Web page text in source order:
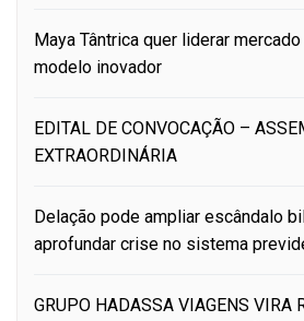
Maya Tântrica quer liderar
modelo inovador
EDITAL DE CONVOCAÇÃO –
EXTRAORDINÁRIA
Delação pode ampliar escândalo
aprofundar crise no sistema
GRUPO HADASSA VIAGENS VIRA